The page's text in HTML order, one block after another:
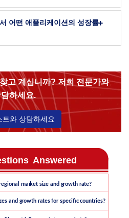
어떤 애플리케이션의 성장률
고 계십니까? 저희 전문가와
하세요.
트와 상담하세요